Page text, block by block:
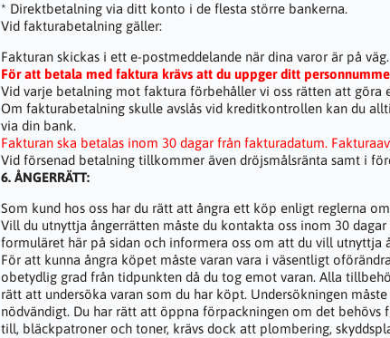
* Direktbetalning via ditt konto i de flesta större bankerna.
Vid fakturabetalning gäller:
Fakturan skickas i ett e-postmeddelande när dina varor är på väg.
För att betala med faktura krävs att du uppger ditt
Vid varje betalning mot faktura förbehåller vi oss rätten att göra
Om fakturabetalning skulle avslås vid kreditkontrollen kan du
via din bank.
Fakturan ska betalas inom 30 dagar från fakturadatum.
Vid försenad betalning tillkommer även dröjsmålsränta samt i
6. ÅNGERRÄTT:
Som kund hos oss har du rätt att ångra ett köp enligt reglerna
Vill du utnyttja ångerrätten måste du kontakta oss inom 30
formuläret här på sidan och informera oss om att du vill utnyttja
För att kunna ångra köpet måste varan vara i väsentligt
obetydlig grad från tidpunkten då du tog emot varan. Alla
rätt att undersöka varan som du har köpt. Undersökningen
nödvändigt. Du har rätt att öppna förpackningen om det
till, bläckpatroner och toner, krävs dock att plombering,